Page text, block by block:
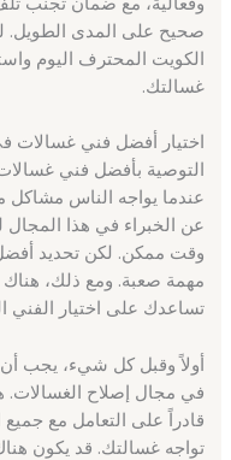
صحيح على المدى الطويل.
الكويت المحترف اليوم
غسالتك.
اختيار أفضل فني غسالات
التوصية بأفضل فني
عندما يواجه الناس مشاكل
عن الخبراء في هذا
وقت ممكن. لكن تحديد
مهمة صعبة. ومع ذلك، هناك
تساعدك على اختيار الفني
أولاً وقبل كل شيء، يجب
في مجال إصلاح الغسالات.
قادراً على التعامل مع
تواجه غسالتك. قد يكون هناك